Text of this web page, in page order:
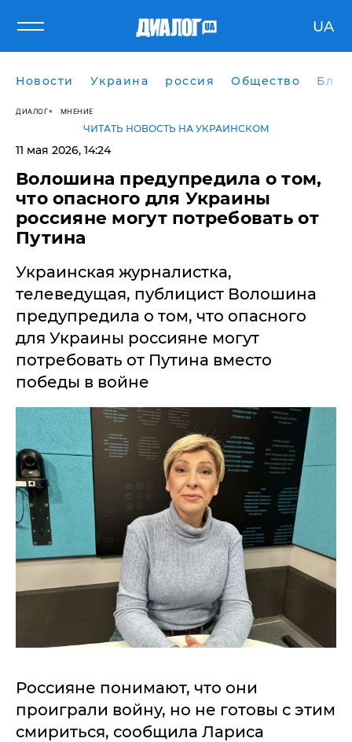
UA
Новости Украина россия Общество
ДИАЛОГ МНЕНИЕ
ЧИТАТЬ НОВОСТЬ НА УКРАИНСКОМ
11 мая 2026, 14:24
Волошина предупредила о том,
что опасного для Украины
россияне могут потребовать от
Путина
Украинская журналистка,
телеведущая, публицист Волошина
предупредила о том, что опасного
для Украины россияне могут
потребовать от Путина вместо
победы в войне
Россияне понимают, что они
проиграли войну, но не готовы с этим
смириться, сообщила Лариса